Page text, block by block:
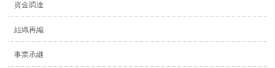
資金調達
組織再編
事業承継